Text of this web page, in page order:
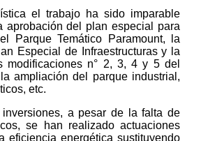
el trabajo ha sido imparable
aprobación del plan especial para
Parque Temático Paramount, la
Especial de Infraestructuras y la
modificaciones n° 2, 3, 4 y 5 del
ampliación del parque industrial,
etc.
a pesar de la falta de
se han realizado actuaciones
eficiencia energética sustituyendo